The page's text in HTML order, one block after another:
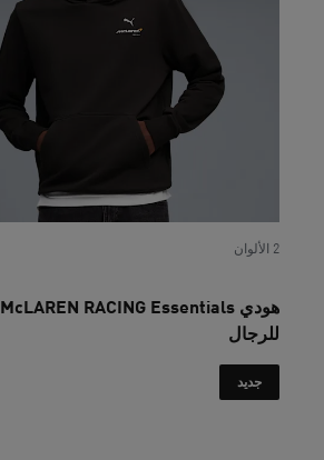
2 الألوان
هودي McLAREN RACING Essentials
للرجال
جديد